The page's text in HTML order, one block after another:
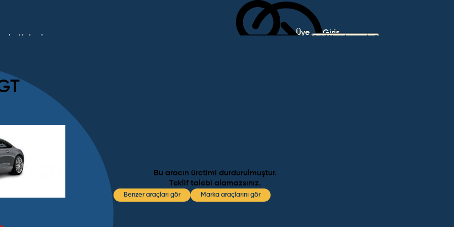
Haberler
Üye
Giriş
Mobil Uygulamayı İndir
Bu aracın üretimi durdurulmuştur.
Teklif talebi alamazsınız.
Benzer araçları gör Marka araçlarını gör